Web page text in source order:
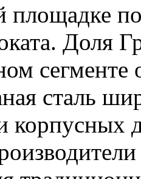
площадке
Доля
сегменте
сталь
корпусных